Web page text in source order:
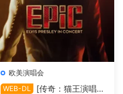
欧美演唱会
WEB-DL
[传奇：猫王演唱会